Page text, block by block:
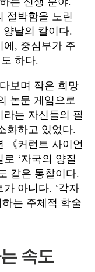
절박함을 노린
양날의 칼이다.
에, 중심부가 주
하다.
보며 작은 희망
논문 게임으로
는 자신들의 필
화하고 있었다.
《커런트 사이언
‘자국의 양질
같은 통찰이다.
아니다. ‘각자
는 주체적 학술
속도